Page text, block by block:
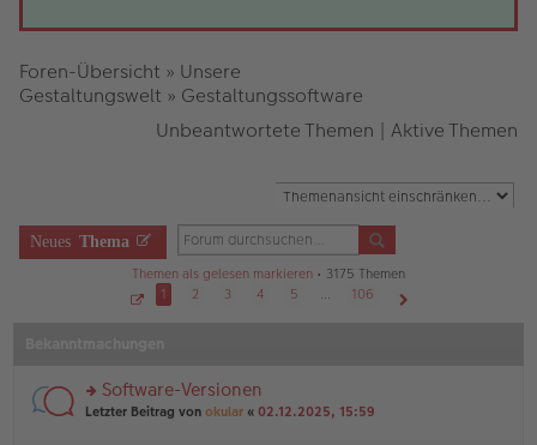
Foren-Übersicht » Unsere
Gestaltungswelt » Gestaltungssoftware
Unbeantwortete Themen | Aktive Themen
Neues Thema
Themen als gelesen markieren • 3175 Themen
1
v
o
n
1 2 3 4 5 …
106
rs
Software-Versionen
Letzter Beitrag von okular « 02.12.2025, 15:59